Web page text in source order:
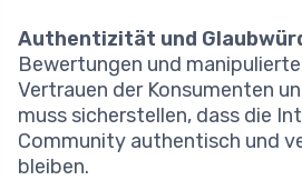
Authentizität und
Bewertungen und
Vertrauen der Konsumenten
muss sicherstellen, dass die
Community authentisch und
bleiben.